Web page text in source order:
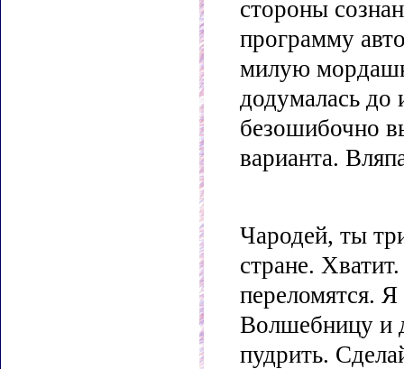
стороны
программу
милую
додумалась до
безошибочно
варианта.
Чародей, ты
стране.
переломятся.
Волшебницу и
пудрить.